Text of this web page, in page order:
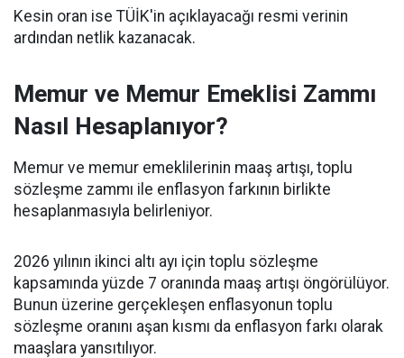
Kesin oran ise TÜİK'in açıklayacağı resmi verinin
ardından netlik kazanacak.
Memur ve Memur Emeklisi Zammı
Nasıl Hesaplanıyor?
Memur ve memur emeklilerinin maaş artışı, toplu
sözleşme zammı ile enflasyon farkının birlikte
hesaplanmasıyla belirleniyor.
2026 yılının ikinci altı ayı için toplu sözleşme
kapsamında yüzde 7 oranında maaş artışı öngörülüyor.
Bunun üzerine gerçekleşen enflasyonun toplu
sözleşme oranını aşan kısmı da enflasyon farkı olarak
maaşlara yansıtılıyor.